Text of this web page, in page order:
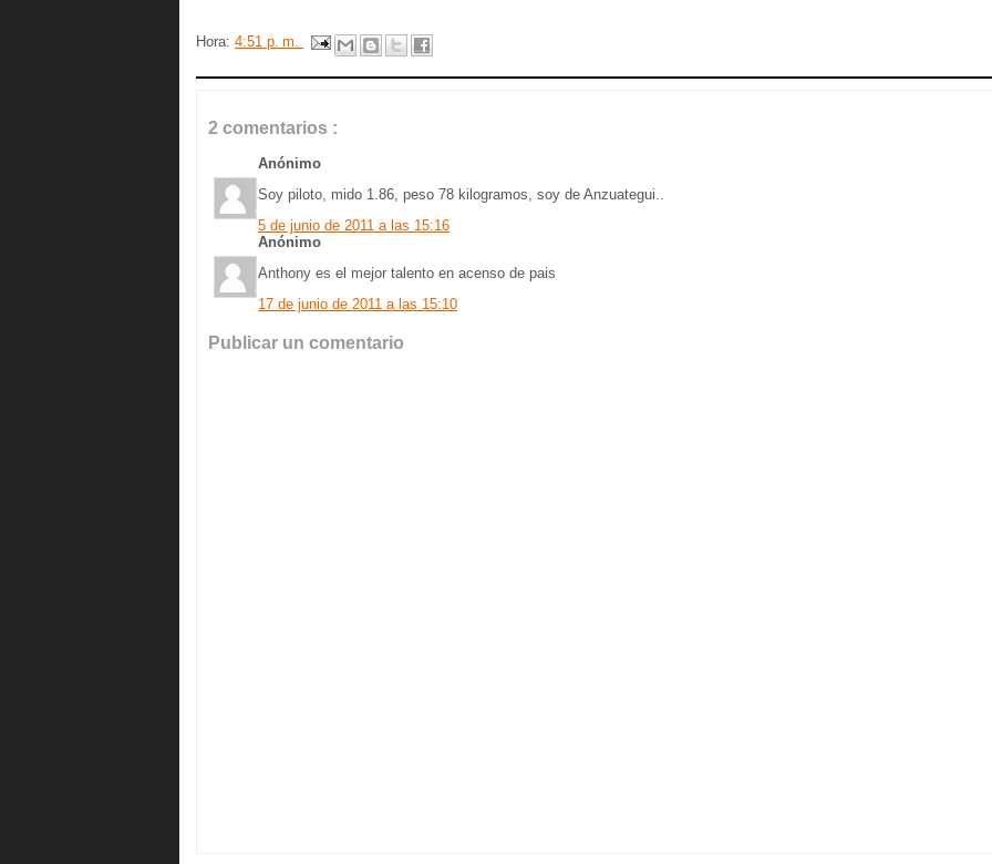
Hora: 4:51 p. m.
2 comentarios :
Anónimo
Soy piloto, mido 1.86, peso 78 kilogramos, soy de Anzuategui..
5 de junio de 2011 a las 15:16
Anónimo
Anthony es el mejor talento en acenso de pais
17 de junio de 2011 a las 15:10
Publicar un comentario